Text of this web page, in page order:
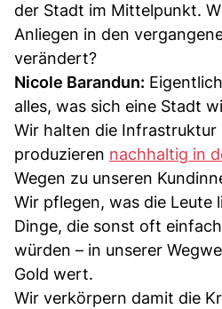
der Stadt im Mittelpunkt.
Anliegen in den
verändert?
Nicole Barandun:
alles, was sich eine Stadt
Wir halten die Infrastruktur
produzieren nachhaltig in
Wegen zu unseren
Wir pflegen, was die Leute
Dinge, die sonst oft
würden – in unserer
Gold wert.
Wir verkörpern damit die